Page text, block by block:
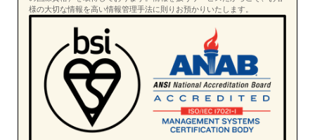
様の大切な情報を高い情報管理手法に則りお預かりいたします。